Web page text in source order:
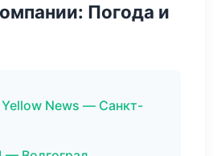
Погода и
News — Санкт-